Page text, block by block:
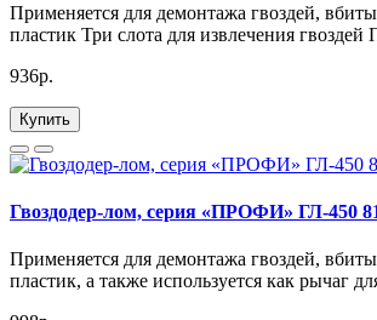
Применяется для демонтажа гвоздей,
пластик Три слота для извлечения гвоздей
936р.
Купить
Гвоздодер-лом, серия «ПРОФИ» ГЛ-450
Применяется для демонтажа гвоздей,
пластик, а также используется как рычаг